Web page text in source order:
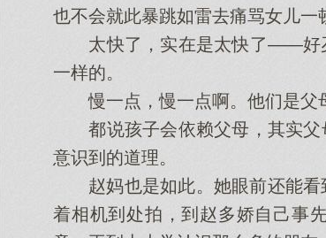
也不会就此暴跳如雷去痛骂女儿
太快了，实在是太快了——好歹
一样的。
慢一点，慢一点啊。他们是父母
都说孩子会依赖父母，其实父
意识到的道理。
赵妈也是如此。她眼前还能看
着相机到处拍，到赵多娇自己事